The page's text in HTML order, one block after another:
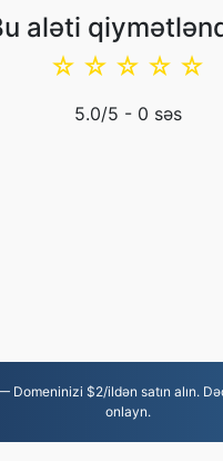
aləti
☆
☆
☆
☆
☆
5.0/5 - 0 səs
Domeninizi $2/ildən satın alın.
onlayn.